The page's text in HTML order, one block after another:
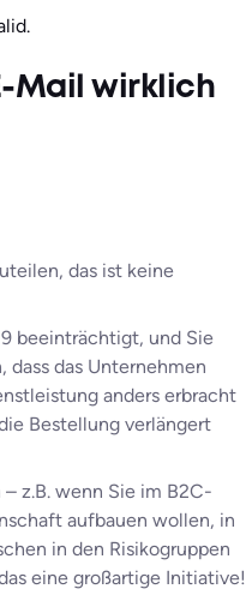
Mail wirklich
das ist keine
beeinträchtigt, und Sie
das Unternehmen
anders erbracht
Bestellung verlängert
z.B. wenn Sie im B2C-
aufbauen wollen, in
in den Risikogruppen
eine großartige Initiative!